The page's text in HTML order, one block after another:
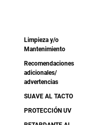
Limpieza y/o
Mantenimiento
Recomendaciones
adicionales/
advertencias
SUAVE AL TACTO
PROTECCIÓN UV